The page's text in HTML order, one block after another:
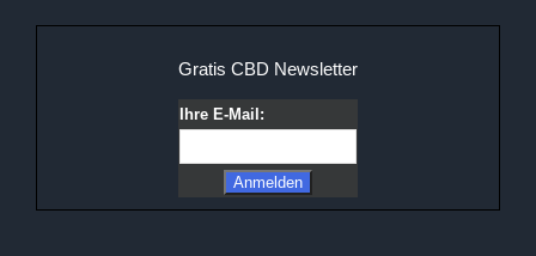
Gratis CBD Newsletter
Ihre E-Mail: